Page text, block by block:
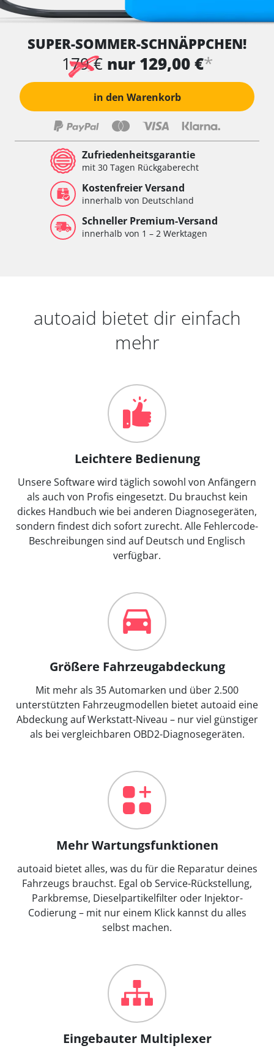
SUPER-SOMMER-SCHNÄPPCHEN!
179 € nur 129,00 €*
in den Warenkorb
Zufriedenheitsgarantie
mit 30 Tagen Rückgaberecht
Kostenfreier Versand
innerhalb von Deutschland
Schneller Premium-Versand
innerhalb von 1 – 2 Werktagen
autoaid bietet dir einfach
mehr
Leichtere Bedienung
Unsere Software wird täglich sowohl von Anfängern
als auch von Profis eingesetzt. Du brauchst kein
dickes Handbuch wie bei anderen Diagnosegeräten,
sondern findest dich sofort zurecht. Alle Fehlercode-
Beschreibungen sind auf Deutsch und Englisch
verfügbar.
Größere Fahrzeugabdeckung
Mit mehr als 35 Automarken und über 2.500
unterstützten Fahrzeugmodellen bietet autoaid eine
Abdeckung auf Werkstatt-Niveau – nur viel günstiger
als bei vergleichbaren OBD2-Diagnosegeräten.
Mehr Wartungsfunktionen
autoaid bietet alles, was du für die Reparatur deines
Fahrzeugs brauchst. Egal ob Service-Rückstellung,
Parkbremse, Dieselpartikelfilter oder Injektor-
Codierung – mit nur einem Klick kannst du alles
selbst machen.
Eingebauter Multiplexer